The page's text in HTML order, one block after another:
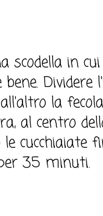
scodella in
la
al centro
le
35 minuti.